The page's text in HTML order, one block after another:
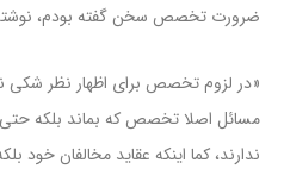
ضرورت تخصص سخن گفته بودم،
«در لزوم تخصص برای اظهار نظر شکی
مسائل اصلا تخصص که بماند بلکه
ندارند، کما اینکه عقاید مخالفان خود